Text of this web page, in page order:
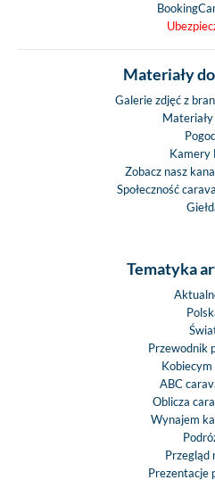
Materiały
Galerie zdjęć z
Kamery
Zobacz nasz
Społeczność
Tematyka
Przewodnik
Kobiecym
ABC
Oblicza
Wynajem
Przegląd
Prezentacje